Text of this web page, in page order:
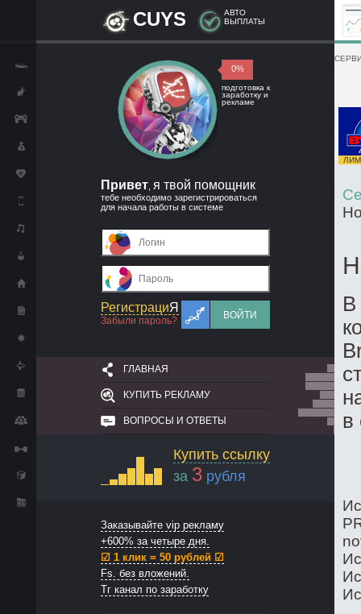
CUYS
АВТО
ВЫПЛАТЫ
0%
подготовка к
заработку и
рекламе
Привет я твой помощник
тебе необходимо зарегистрироваться
для начала работы в системе
РегистрациЯ
Забыли пароль?
ВОЙТИ
ГЛАВНАЯ
КУПИТЬ РЕКЛАМУ
ВОПРОСЫ И ОТВЕТЫ
Купить ссылку
за 3 рубля
Заказывайте vip рекламу
+600% за четыре дня.
☑ 1 клик = 50 рублей ☑
Fs. без вложений.
Тг канал по заработку
В
в